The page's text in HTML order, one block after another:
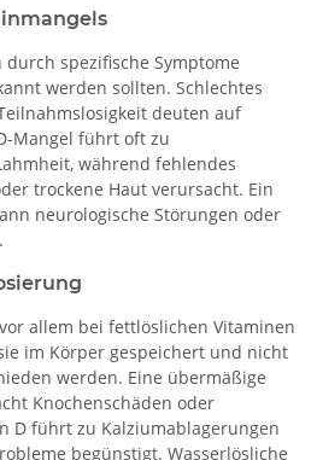
durch spezifische Symptome
werden sollten. Schlechtes
deuten auf
Mangel führt oft zu
während fehlendes
trockene Haut verursacht. Ein
neurologische Störungen oder
allem bei fettlöslichen Vitaminen
im Körper gespeichert und nicht
werden. Eine übermäßige
Knochenschäden oder
D führt zu Kalziumablagerungen
begünstigt. Wasserlösliche